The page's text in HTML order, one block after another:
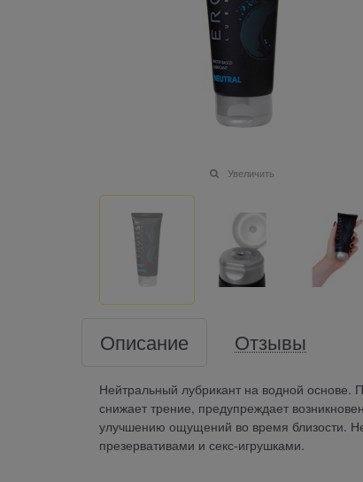
Увеличить
Описание Отзывы
Нейтральный лубрикант на водной основе.
снижает трение, предупреждает
улучшению ощущений во время близости.
презервативами и секс-игрушками.